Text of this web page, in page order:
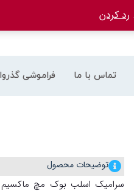
رد کردن
تماس با ما فراموشی
توضیحات محصول
سرامیک اسلب بوک مچ ماکسیم